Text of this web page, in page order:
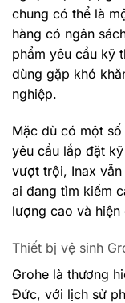
chung có thể là
hàng có ngân
phẩm yêu cầu kỹ
dùng gặp khó
nghiệp.
Mặc dù có một
yêu cầu lắp đặt
vượt trội, Inax
ai đang tìm kiếm
lượng cao và hiện
Thiết bị vệ sinh
Grohe là thương
Đức, với lịch sử